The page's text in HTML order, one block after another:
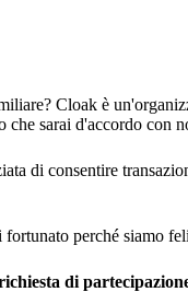
Cloak è
sarai d'accordo con
di consentire
fortunato perché siamo
di